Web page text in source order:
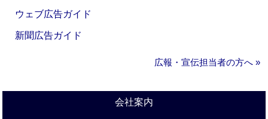
ウェブ広告ガイド
新聞広告ガイド
広報・宣伝担当者の方へ »
会社案内